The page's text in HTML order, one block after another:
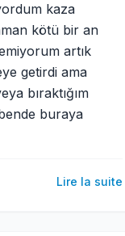
kaza
kötü bir an
artık
getirdi ama
bıraktığım
buraya
Lire la suite